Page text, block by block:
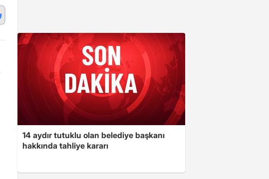
14 aydır tutuklu olan belediye başkanı
hakkında tahliye kararı